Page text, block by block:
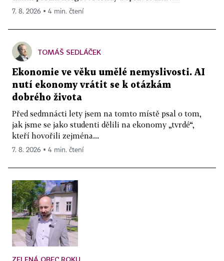
7. 8. 2026 ▪ 4 min. čtení
TOMÁŠ SEDLÁČEK
Ekonomie ve věku umělé nemyslivosti. AI
nutí ekonomy vrátit se k otázkám
dobrého života
Před sedmnácti lety jsem na tomto místě psal o tom,
jak jsme se jako studenti dělili na ekonomy „tvrdé“,
kteří hovořili zejména...
7. 8. 2026 ▪ 4 min. čtení
ZELENÁ OBEC ROKU